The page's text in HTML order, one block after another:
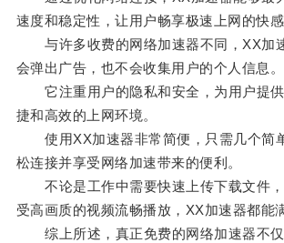
速度和稳定性，让用户畅享极速上网的快感
与许多收费的网络加速器不同，XX加
会弹出广告，也不会收集用户的个人信息。
它注重用户的隐私和安全，为用户提供
捷和高效的上网环境。
使用XX加速器非常简便，只需几个简
松连接并享受网络加速带来的便利。
不论是工作中需要快速上传下载文件，
受高画质的视频流畅播放，XX加速器都能
综上所述，真正免费的网络加速器不仅